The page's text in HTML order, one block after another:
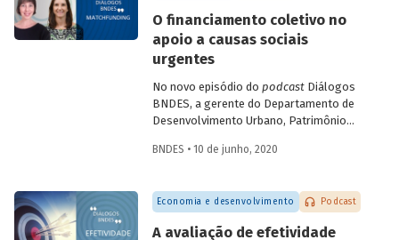
Engenharia de Cultivos Celulares (LECC),
Leda Castilho, falam das parcerias
brasileiras para testagem e produção de
sobre o teste de diagnóstico
desenvolvido pela UFRJ, que deve
contribuir para identificar com maior
precisão e menor custo os casos da
O financiamento coletivo no
apoio a causas sociais
urgentes
No novo episódio do podcastDiálogos
BNDES, a gerente do Departamento de
Desenvolvimento Urbano, Patrimônio
Zendron e a co-fundadora da Benfeitoria
matchfunding(que agrega a participação
de um doador institucional ao
BNDES • 10 de junho, 2020
Economia e desenvolvimento Podcast
A avaliação de efetividade